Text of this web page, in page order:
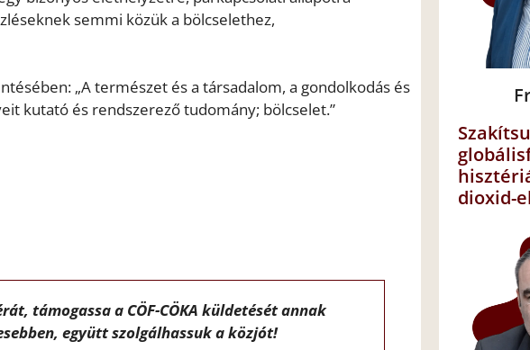
semmi közük a bölcselethez,
„A természet és a társadalom, a gondolkodás és
kutató és rendszerező tudomány; bölcselet.”
támogassa a CÖF-CÖKA küldetését annak
együtt szolgálhassuk a közjót!
dioxid-